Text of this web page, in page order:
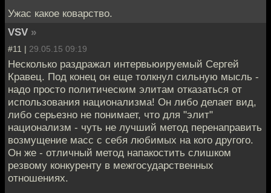
Ужас какое коварство.
VSV »
#11 | 29.05.15 09:19
Несколько раздражал интервьюируемый Сергей
Кравец. Под конец он еще толкнул сильную мысль -
надо просто политическим элитам отказаться от
использования национализма! Он либо делает вид,
либо серьезно не понимает, что для "элит"
национализм - чуть не лучший метод перенаправить
возмущение масс с себя любимых на кого другого.
Он же - отличный метод напакостить слишком
резвому конкуренту в межгосударственных
отношениях.